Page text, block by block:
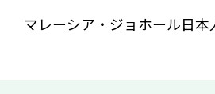
マレーシア・ジョホール日